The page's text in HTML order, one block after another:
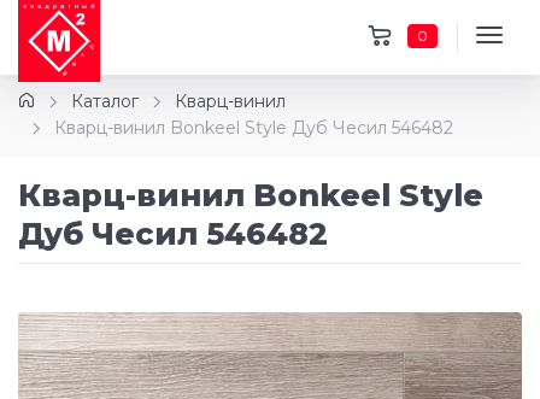
0
Каталог
Кварц-винил
Кварц-винил Bonkeel Style Дуб Чесил 546482
Кварц-винил Bonkeel Style
Дуб Чесил 546482